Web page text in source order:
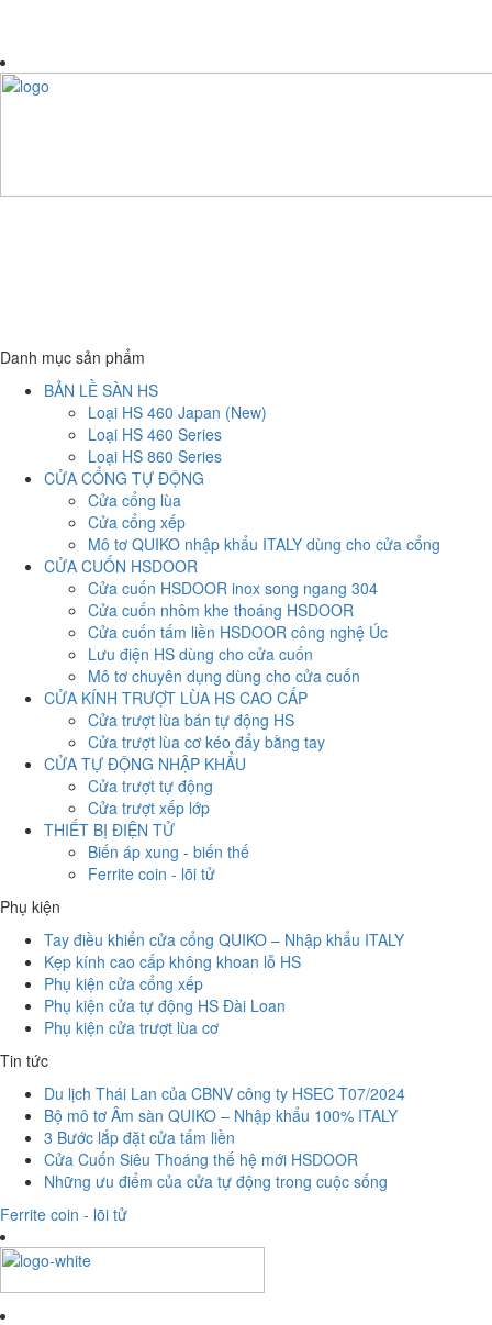
Danh mục sản phẩm
BẢN LỀ SÀN HS
Loại HS 460 Japan (New)
Loại HS 460 Series
Loại HS 860 Series
CỬA CỔNG TỰ ĐỘNG
Cửa cổng lùa
Cửa cổng xếp
Mô tơ QUIKO nhập khẩu ITALY dùng cho cửa cổng
CỬA CUỐN HSDOOR
Cửa cuốn HSDOOR inox song ngang 304
Cửa cuốn nhôm khe thoáng HSDOOR
Cửa cuốn tấm liền HSDOOR công nghệ Úc
Lưu điện HS dùng cho cửa cuốn
Mô tơ chuyên dụng dùng cho cửa cuốn
CỬA KÍNH TRƯỢT LÙA HS CAO CẤP
Cửa trượt lùa bán tự động HS
Cửa trượt lùa cơ kéo đẩy bằng tay
CỬA TỰ ĐỘNG NHẬP KHẨU
Cửa trượt tự động
Cửa trượt xếp lớp
THIẾT BỊ ĐIỆN TỬ
Biến áp xung - biến thế
Ferrite coin - lõi tử
Phụ kiện
Tay điều khiển cửa cổng QUIKO – Nhập khẩu ITALY
Kẹp kính cao cấp không khoan lỗ HS
Phụ kiện cửa cổng xếp
Phụ kiện cửa tự động HS Đài Loan
Phụ kiện cửa trượt lùa cơ
Tin tức
Du lịch Thái Lan của CBNV công ty HSEC T07/2024
Bộ mô tơ Âm sàn QUIKO – Nhập khẩu 100% ITALY
3 Bước lắp đặt cửa tấm liền
Cửa Cuốn Siêu Thoáng thế hệ mới HSDOOR
Những ưu điểm của cửa tự động trong cuộc sống
Ferrite coin - lõi tử